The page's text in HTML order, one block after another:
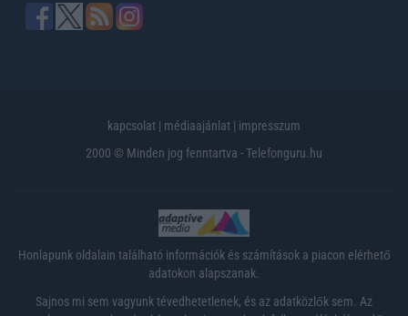
kapcsolat | médiaajánlat | impresszum
2000 © Minden jog fenntartva - Telefonguru.hu
Honlapunk oldalain található információk és számítások a piacon elérhető
adatokon alapszanak.
Sajnos mi sem vagyunk tévedhetetlenek, és az adatközlők sem. Az